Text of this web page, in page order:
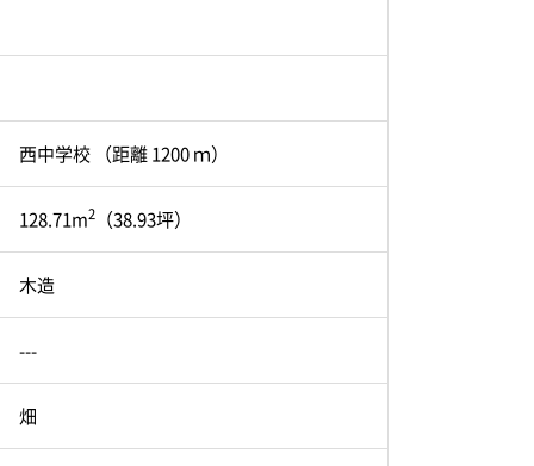
西中学校 （距離 1200 ｍ）
128.71m2 （38.93坪）
木造
---
畑